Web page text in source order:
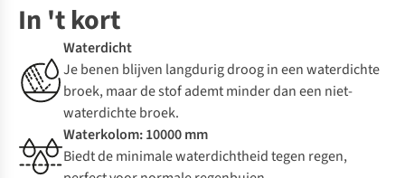
In 't kort
Waterdicht
Je benen blijven langdurig droog in een waterdichte
broek, maar de stof ademt minder dan een niet-
waterdichte broek.
Waterkolom: 10000 mm
Biedt de minimale waterdichtheid tegen regen,